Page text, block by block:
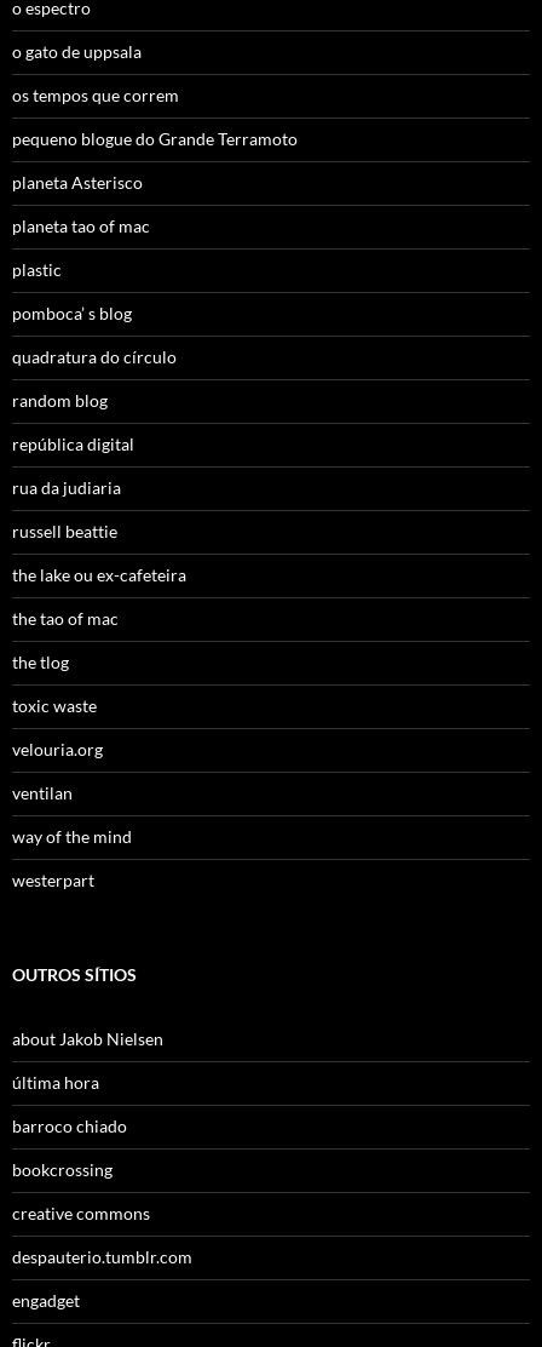
o espectro
o gato de uppsala
os tempos que correm
pequeno blogue do Grande Terramoto
planeta Asterisco
planeta tao of mac
plastic
pomboca’ s blog
quadratura do círculo
random blog
república digital
rua da judiaria
russell beattie
the lake ou ex-cafeteira
the tao of mac
the tlog
toxic waste
velouria.org
ventilan
way of the mind
westerpart
OUTROS SÍTIOS
about Jakob Nielsen
última hora
barroco chiado
bookcrossing
creative commons
despauterio.tumblr.com
engadget